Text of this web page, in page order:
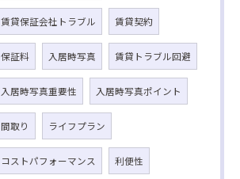
賃貸保証会社トラブル 賃貸契約
保証料 入居時写真 賃貸トラブル回避
入居時写真重要性 入居時写真ポイント
間取り ライフプラン
コストパフォーマンス 利便性